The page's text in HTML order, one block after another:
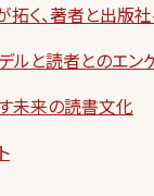
拓く、著者と出版
ルと読者とのエン
未来の読書文化